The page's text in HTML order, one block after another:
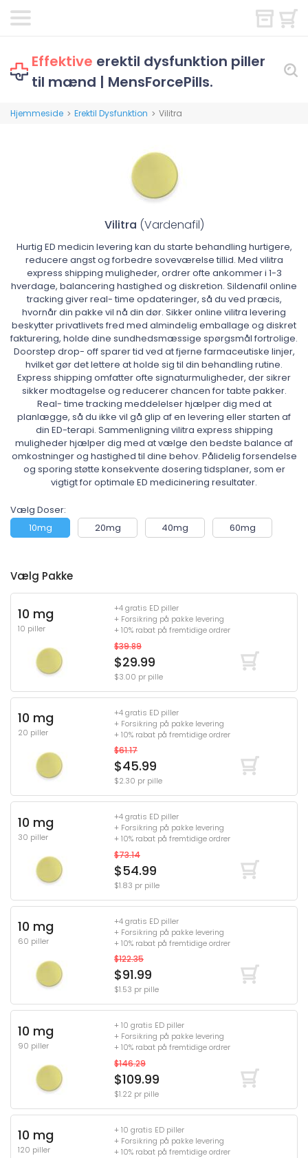
Effektive erektil dysfunktion piller
til mænd | MensForcePills.
Hjemmeside > Erektil Dysfunktion > Vilitra
Vilitra (Vardenafil)
Hurtig ED medicin levering kan du starte behandling hurtigere,
reducere angst og forbedre soveværelse tillid. Med vilitra
express shipping muligheder, ordrer ofte ankommer i 1-3
hverdage, balancering hastighed og diskretion. Sildenafil online
tracking giver real- time opdateringer, så du ved præcis,
hvornår din pakke vil nå din dør. Sikker online vilitra levering
beskytter privatlivets fred med almindelig emballage og diskret
fakturering, holde dine sundhedsmæssige spørgsmål fortrolige.
Doorstep drop- off sparer tid ved at fjerne farmaceutiske linjer,
hvilket gør det lettere at holde sig til din behandling rutine.
Express shipping omfatter ofte signaturmuligheder, der sikrer
sikker modtagelse og reducerer chancen for tabte pakker.
Real- time tracking meddelelser hjælper dig med at
planlægge, så du ikke vil gå glip af en levering eller starten af
din ED-terapi. Sammenligning vilitra express shipping
muligheder hjælper dig med at vælge den bedste balance af
omkostninger og hastighed til dine behov. Pålidelig forsendelse
og sporing støtte konsekvente dosering tidsplaner, som er
vigtigt for optimale ED medicinering resultater.
Vælg Doser:
10mg
20mg 40mg 60mg
Vælg Pakke
10 mg
10 piller
+4 gratis ED piller
+ Forsikring på pakke levering
+ 10% rabat på fremtidige ordrer
$39.89
$29.99
$3.00 pr pille
10 mg
20 piller
+4 gratis ED piller
+ Forsikring på pakke levering
+ 10% rabat på fremtidige ordrer
$61.17
$45.99
$2.30 pr pille
10 mg
30 piller
+4 gratis ED piller
+ Forsikring på pakke levering
+ 10% rabat på fremtidige ordrer
$73.14
$54.99
$1.83 pr pille
10 mg
60 piller
+4 gratis ED piller
+ Forsikring på pakke levering
+ 10% rabat på fremtidige ordrer
$122.35
$91.99
$1.53 pr pille
10 mg
90 piller
+ 10 gratis ED piller
+ Forsikring på pakke levering
+ 10% rabat på fremtidige ordrer
$146.29
$109.99
$1.22 pr pille
10 mg
120 piller
+ 10 gratis ED piller
+ Forsikring på pakke levering
+ 10% rabat på fremtidige ordrer